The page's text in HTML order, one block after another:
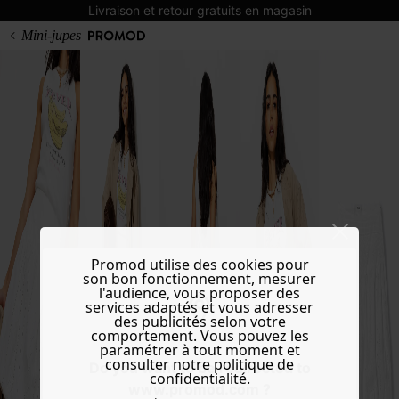
Livraison et retour gratuits en magasin
Do you want to be redirected to
www.promod.com ?
Mini-jupes
Promod utilise des cookies pour
son bon fonctionnement, mesurer
l'audience, vous proposer des
services adaptés et vous adresser
des publicités selon votre
comportement. Vous pouvez les
paramétrer à tout moment et
consulter notre politique de
confidentialité.